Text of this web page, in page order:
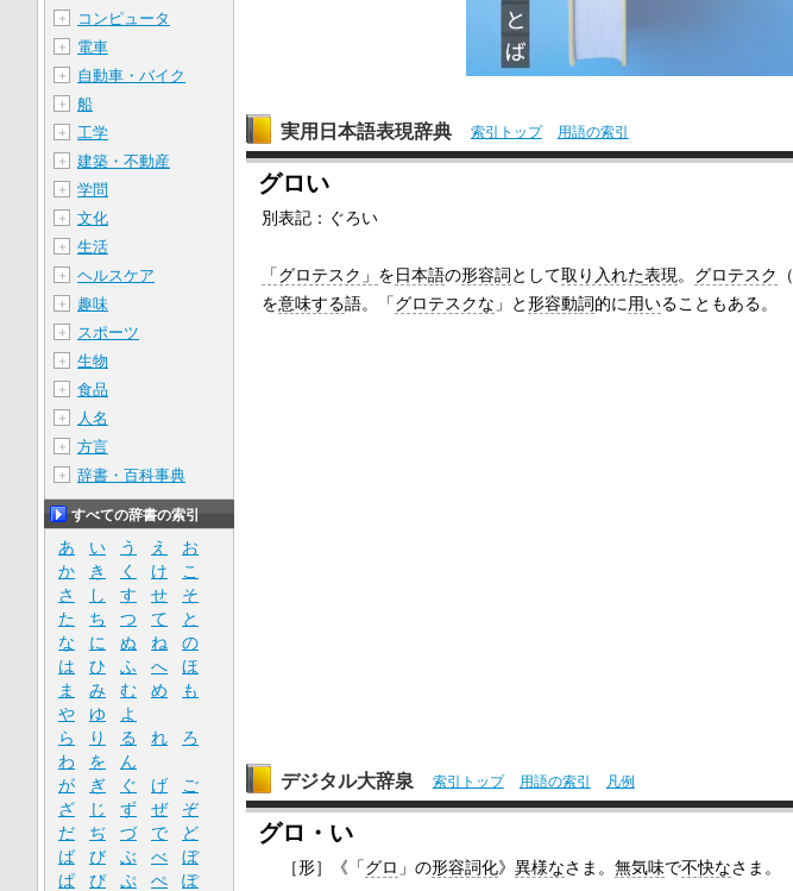
実用日本語表現辞典 索引トップ 用語の索引
グロい
別表記： ぐろい
「グロテスク」 を日本語の形容詞として取り入れた表現。 グロテスク （
を意味する語。「グロテスクな 」と形容動詞的に用いることもある。
デジタル大辞泉 索引トップ 用語の索引 凡例
グロ・い
［形］ 《「グロ 」の形容詞化》異様なさま。無気味で不快なさま。
＋ コンピュータ
＋ 電車
＋ 自動車・バイク
＋ 船
＋ 工学
＋ 建築・不動産
＋ 学問
＋ 文化
＋ 生活
＋ ヘルスケア
＋ 趣味
＋ スポーツ
＋ 生物
＋ 食品
＋ 人名
＋ 方言
＋ 辞書・百科事典
すべての辞書の索引
あ い う え
お
か
き く け
こ
さ
し す せ
そ
た
ち つ て
と
な
に ぬ ね
の
は
ひ ふ へ
ほ
ま
み む め
も
や
ゆ
よ
ら
り る れ
ろ
わ
を
ん
が
ぎ ぐ げ
ご
ざ
じ ず ぜ
ぞ
だ
ぢ づ で
ど
ば
び ぶ べ
ぼ
ぱ
ぴ ぷ ぺ ぽ